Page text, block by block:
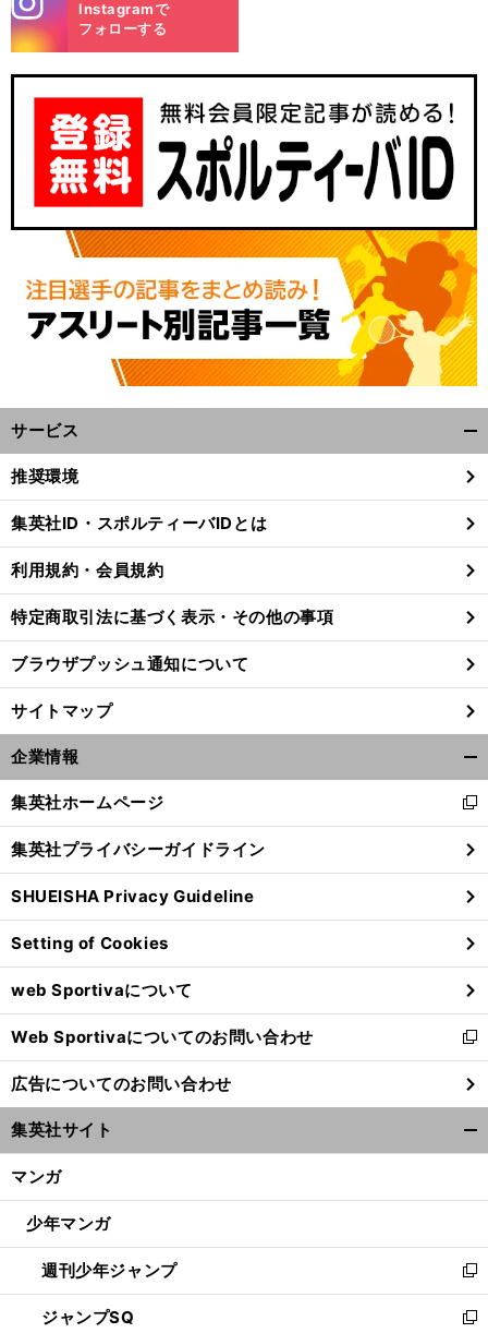
谷
口彰悟が感じた残念な現実
カタール２年目は「
細
部へのこだわりが最後に大きな差に
」
m
Instagramで
フォローする
サービス
閉
る
推奨環境
集英社ID・スポルティーバIDとは
利用規約・会員規約
特定商取引法に基づく表示・その他の事項
ブラウザプッシュ通知について
サイトマップ
企業情報
閉
る
集英社ホームページ
新
し
い
ウ
ィ
ン
ド
ウ
で
開
く
集英社プライバシーガイドライン
SHUEISHA Privacy Guideline
Setting of Cookies
web Sportivaについて
Web Sportivaについてのお問い合わせ
新
し
い
ウ
ィ
ン
ウ
開
く
広告についてのお問い合わせ
集英社サイト
マンガ
少年マンガ
週刊少年ジャンプ
新
し
い
ジャンプSQ
新